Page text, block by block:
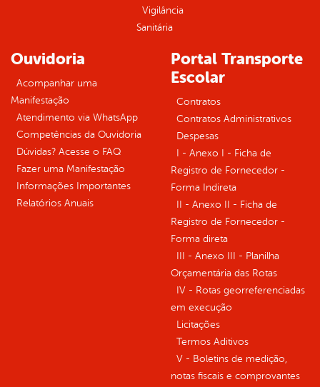
Vigilância
Sanitária
Ouvidoria
Acompanhar uma
Manifestação
Atendimento via WhatsApp
Competências da Ouvidoria
Dúvidas? Acesse o FAQ
Fazer uma Manifestação
Informações Importantes
Relatórios Anuais
Portal Transporte
Escolar
Contratos
Contratos Administrativos
Despesas
I - Anexo I - Ficha de
Registro de Fornecedor -
Forma Indireta
II - Anexo II - Ficha de
Registro de Fornecedor -
Forma direta
III - Anexo III - Planilha
Orçamentária das Rotas
IV - Rotas georreferenciadas
em execução
Licitações
Termos Aditivos
V - Boletins de medição,
notas fiscais e comprovantes